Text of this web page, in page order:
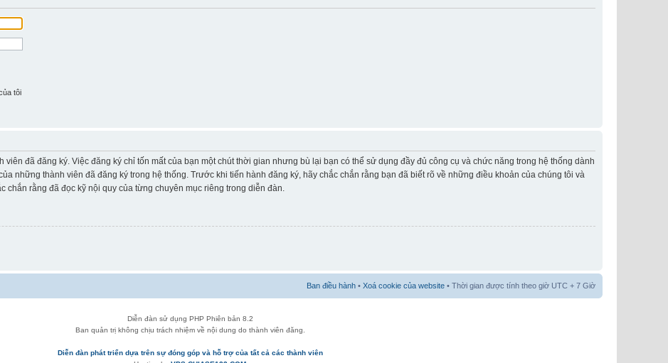
tôi
đã đăng ký. Việc đăng ký chỉ tốn mất của bạn một chút thời gian nhưng bù lại bạn có thể sử dụng đầy đủ công cụ và chức năng trong hệ thống dành
những thành viên đã đăng ký trong hệ thống. Trước khi tiến hành đăng ký, hãy chắc chắn rằng bạn đã biết rõ về những điều khoản của chúng tôi và
chắn rằng đã đọc kỹ nội quy của từng chuyên mục riêng trong diễn đàn.
Ban điều hành • Xoá cookie của website • Thời gian được tính theo giờ UTC + 7 Giờ
Diễn đàn sử dụng PHP Phiên bản 8.2
Ban quản trị không chịu trách nhiệm về nội dung do thành viên đăng.
Diễn đàn phát triển dựa trên sự đóng góp và hỗ trợ của tất cả các thành viên